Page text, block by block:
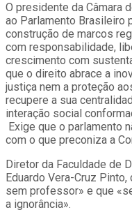
O presidente da Câmara
ao Parlamento Brasileiro
construção de marcos
com responsabilidade,
crescimento com
que o direito abrace a
justiça nem a proteção
recupere a sua
interação social
Exige que o parlamento
com o que preconiza a
Diretor da Faculdade de
Eduardo Vera-Cruz
sem professor» e que
a ignorância».